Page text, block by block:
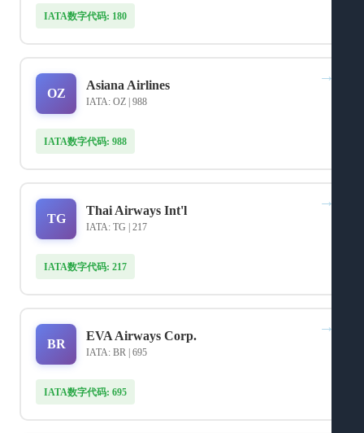
IATA数字代码: 180
OZ
Asiana Airlines
IATA: OZ | 988
IATA数字代码: 988
→
TG
Thai Airways Int'l
IATA: TG | 217
IATA数字代码: 217
→
BR
EVA Airways Corp.
IATA: BR | 695
IATA数字代码: 695
→